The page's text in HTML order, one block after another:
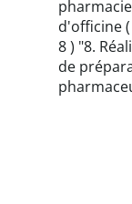
pharmacie
d'officine
8 ) "8.
de